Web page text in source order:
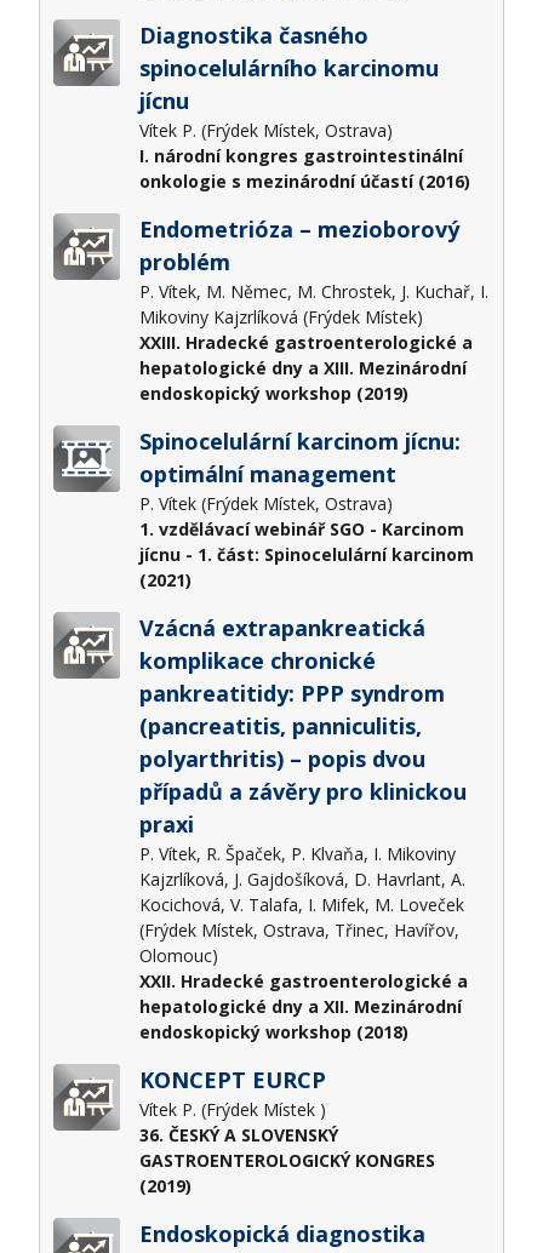
Diagnostika časného
spinocelulárního karcinomu
jícnu
Vítek P. (Frýdek Místek, Ostrava)
I. národní kongres gastrointestinální
onkologie s mezinárodní účastí (2016)
Endometrióza – mezioborový
problém
P. Vítek, M. Němec, M. Chrostek, J. Kuchař, I.
Mikoviny Kajzrlíková (Frýdek Místek)
XXIII. Hradecké gastroenterologické a
hepatologické dny a XIII. Mezinárodní
endoskopický workshop (2019)
Spinocelulární karcinom jícnu:
optimální management
P. Vítek (Frýdek Místek, Ostrava)
1. vzdělávací webinář SGO - Karcinom
jícnu - 1. část: Spinocelulární karcinom
(2021)
Vzácná extrapankreatická
komplikace chronické
pankreatitidy: PPP syndrom
(pancreatitis, panniculitis,
polyarthritis) – popis dvou
případů a závěry pro klinickou
praxi
P. Vítek, R. Špaček, P. Klvaňa, I. Mikoviny
Kajzrlíková, J. Gajdošíková, D. Havrlant, A.
Kocichová, V. Talafa, I. Mifek, M. Loveček
(Frýdek Místek, Ostrava, Třinec, Havířov,
Olomouc)
XXII. Hradecké gastroenterologické a
hepatologické dny a XII. Mezinárodní
endoskopický workshop (2018)
KONCEPT EURCP
Vítek P. (Frýdek Místek )
36. ČESKÝ A SLOVENSKÝ
GASTROENTEROLOGICKÝ KONGRES
(2019)
Endoskopická diagnostika